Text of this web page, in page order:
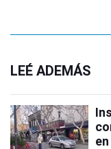
LEÉ ADEMÁS